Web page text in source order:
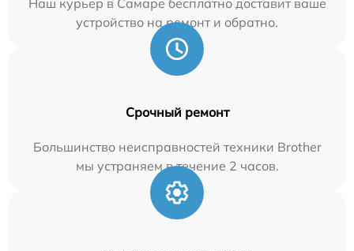
устройство на ремонт и обратно.
Срочный ремонт
Большинство неисправностей техники Brother
мы устраняем в течение 2 часов.